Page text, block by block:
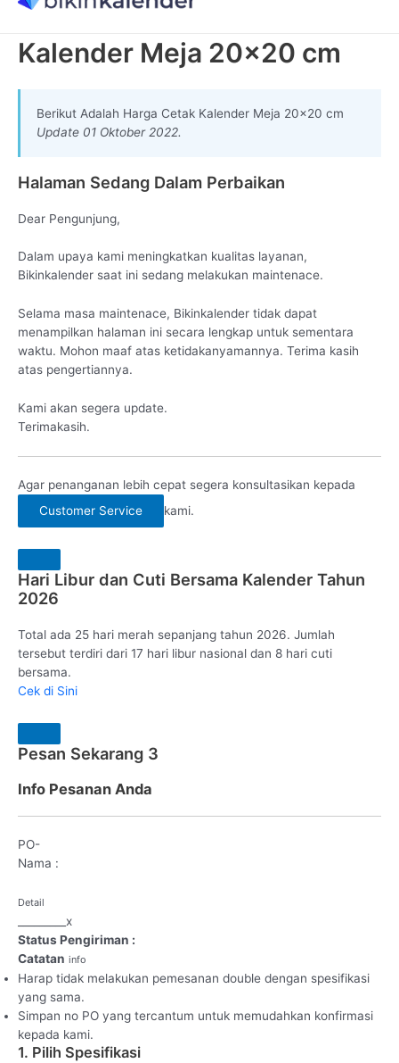
konten
Kalender Meja 20×20 cm
Berikut Adalah Harga Cetak Kalender Meja 20×20 cm
Update 01 Oktober 2022.
Halaman Sedang Dalam Perbaikan
Dear Pengunjung,
Dalam upaya kami meningkatkan kualitas layanan,
Bikinkalender saat ini sedang melakukan maintenace.
Selama masa maintenace, Bikinkalender tidak dapat
menampilkan halaman ini secara lengkap untuk sementara
waktu. Mohon maaf atas ketidakanyamannya. Terima kasih
atas pengertiannya.
Kami akan segera update.
Terimakasih.
Agar penanganan lebih cepat segera konsultasikan kepada
Customer Service
kami.
Hari Libur dan Cuti Bersama Kalender Tahun
2026
Total ada 25 hari merah sepanjang tahun 2026. Jumlah
tersebut terdiri dari 17 hari libur nasional dan 8 hari cuti
bersama.
Cek di Sini
Pesan Sekarang 3
Info Pesanan Anda
PO-
Nama :
Detail
x
Status Pengiriman :
Catatan info
Harap tidak melakukan pemesanan double dengan spesifikasi
yang sama.
Simpan no PO yang tercantum untuk memudahkan konfirmasi
kepada kami.
1. Pilih Spesifikasi